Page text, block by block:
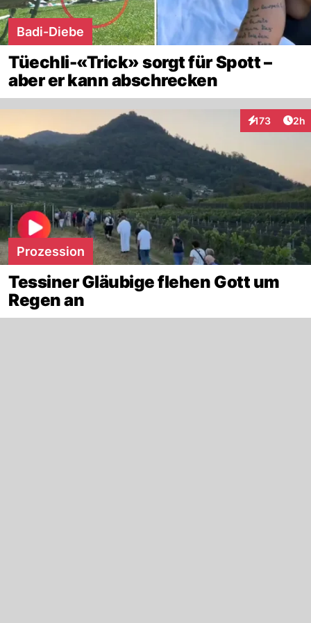
Badi-Diebe
Tüechli-«Trick» sorgt für Spott –
aber er kann abschrecken
173
Interaktionen
2h
Prozession
Tessiner Gläubige flehen Gott um
Regen an